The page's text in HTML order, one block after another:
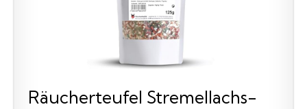
Räucherteufel Stremellachs-